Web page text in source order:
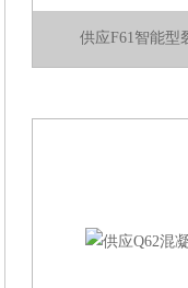
供应F61智能型